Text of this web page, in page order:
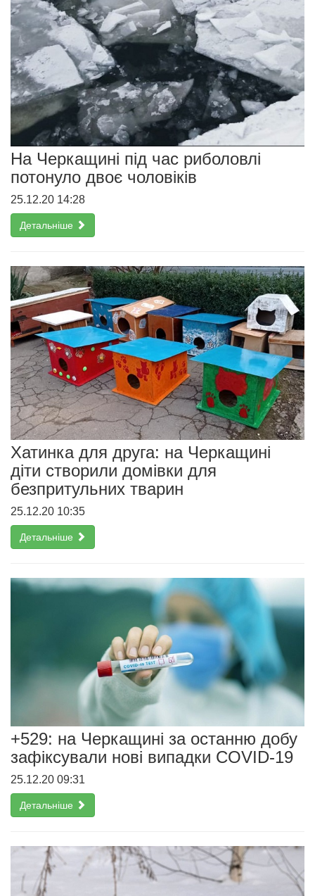
На Черкащині під час риболовлі
потонуло двоє чоловіків
25.12.20 14:28
Детальніше
Хатинка для друга: на Черкащині
діти створили домівки для
безпритульних тварин
25.12.20 10:35
Детальніше
+529: на Черкащині за останню добу
зафіксували нові випадки COVID-19
25.12.20 09:31
Детальніше